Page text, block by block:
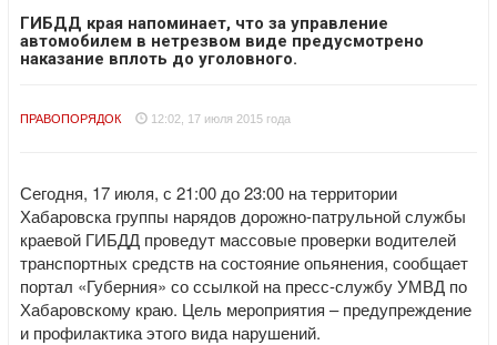
ГИБДД края напоминает, что за управление
автомобилем в нетрезвом виде предусмотрено
наказание вплоть до уголовного.
ПРАВОПОРЯДОК 12:02, 17 июля 2015 года
Сегодня, 17 июля, с 21:00 до 23:00 на территории
Хабаровска группы нарядов дорожно-патрульной службы
краевой ГИБДД проведут массовые проверки водителей
транспортных средств на состояние опьянения, сообщает
портал «Губерния» со ссылкой на пресс-службу УМВД по
Хабаровскому краю. Цель мероприятия – предупреждение
и профилактика этого вида нарушений.